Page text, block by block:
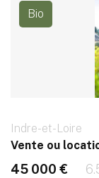
Bio
Indre-et-Loire
Vente ou
45 000 €